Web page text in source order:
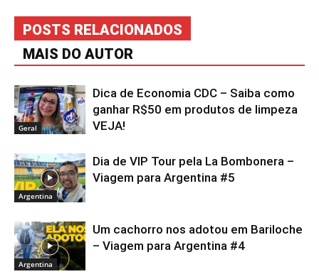
POSTS RELACIONADOS
MAIS DO AUTOR
Geral
Dica de Economia CDC – Saiba como
ganhar R$50 em produtos de limpeza
VEJA!
Argentina
Dia de VIP Tour pela La Bombonera –
Viagem para Argentina #5
Argentina
Um cachorro nos adotou em Bariloche
– Viagem para Argentina #4